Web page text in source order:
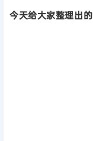
今天给大家整理出